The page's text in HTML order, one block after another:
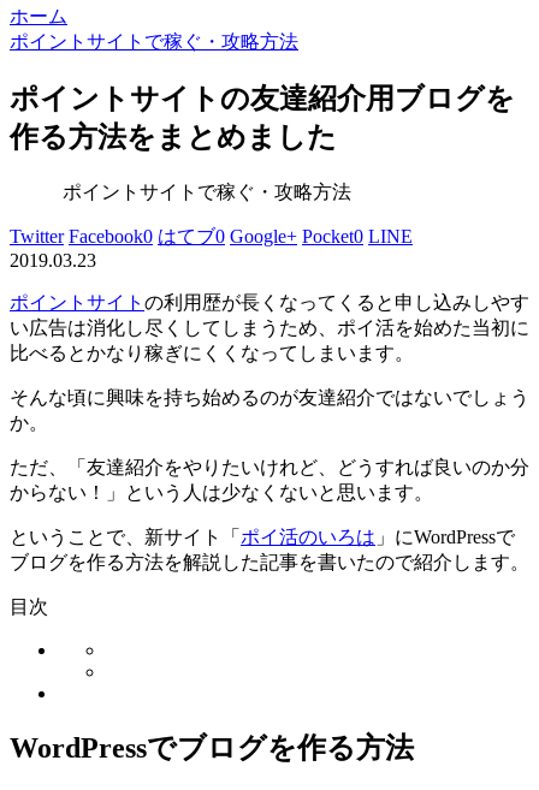
ホーム
ポイントサイトで稼ぐ・攻略方法
ポイントサイトの友達紹介用ブログを
作る方法をまとめました
ポイントサイトで稼ぐ・攻略方法
Twitter Facebook0 はてブ0 Google+ Pocket0 LINE
2019.03.23
ポイントサイト の利用歴が長くなってくると申し込みしやす
い広告は消化し尽くしてしまうため、ポイ活を始めた当初に
比べるとかなり稼ぎにくくなってしまいます。
そんな頃に興味を持ち始めるのが友達紹介ではないでしょう
か。
ただ、
「友達紹介をやりたいけれど、どうすれば良いのか分
からない！」という人は少なくないと思います。
ということで、新サイト「 ポイ活のいろは 」にWordPressで
ブログを作る方法を解説した記事を書いたので紹介します。
目次
WordPressでブログを作る方法